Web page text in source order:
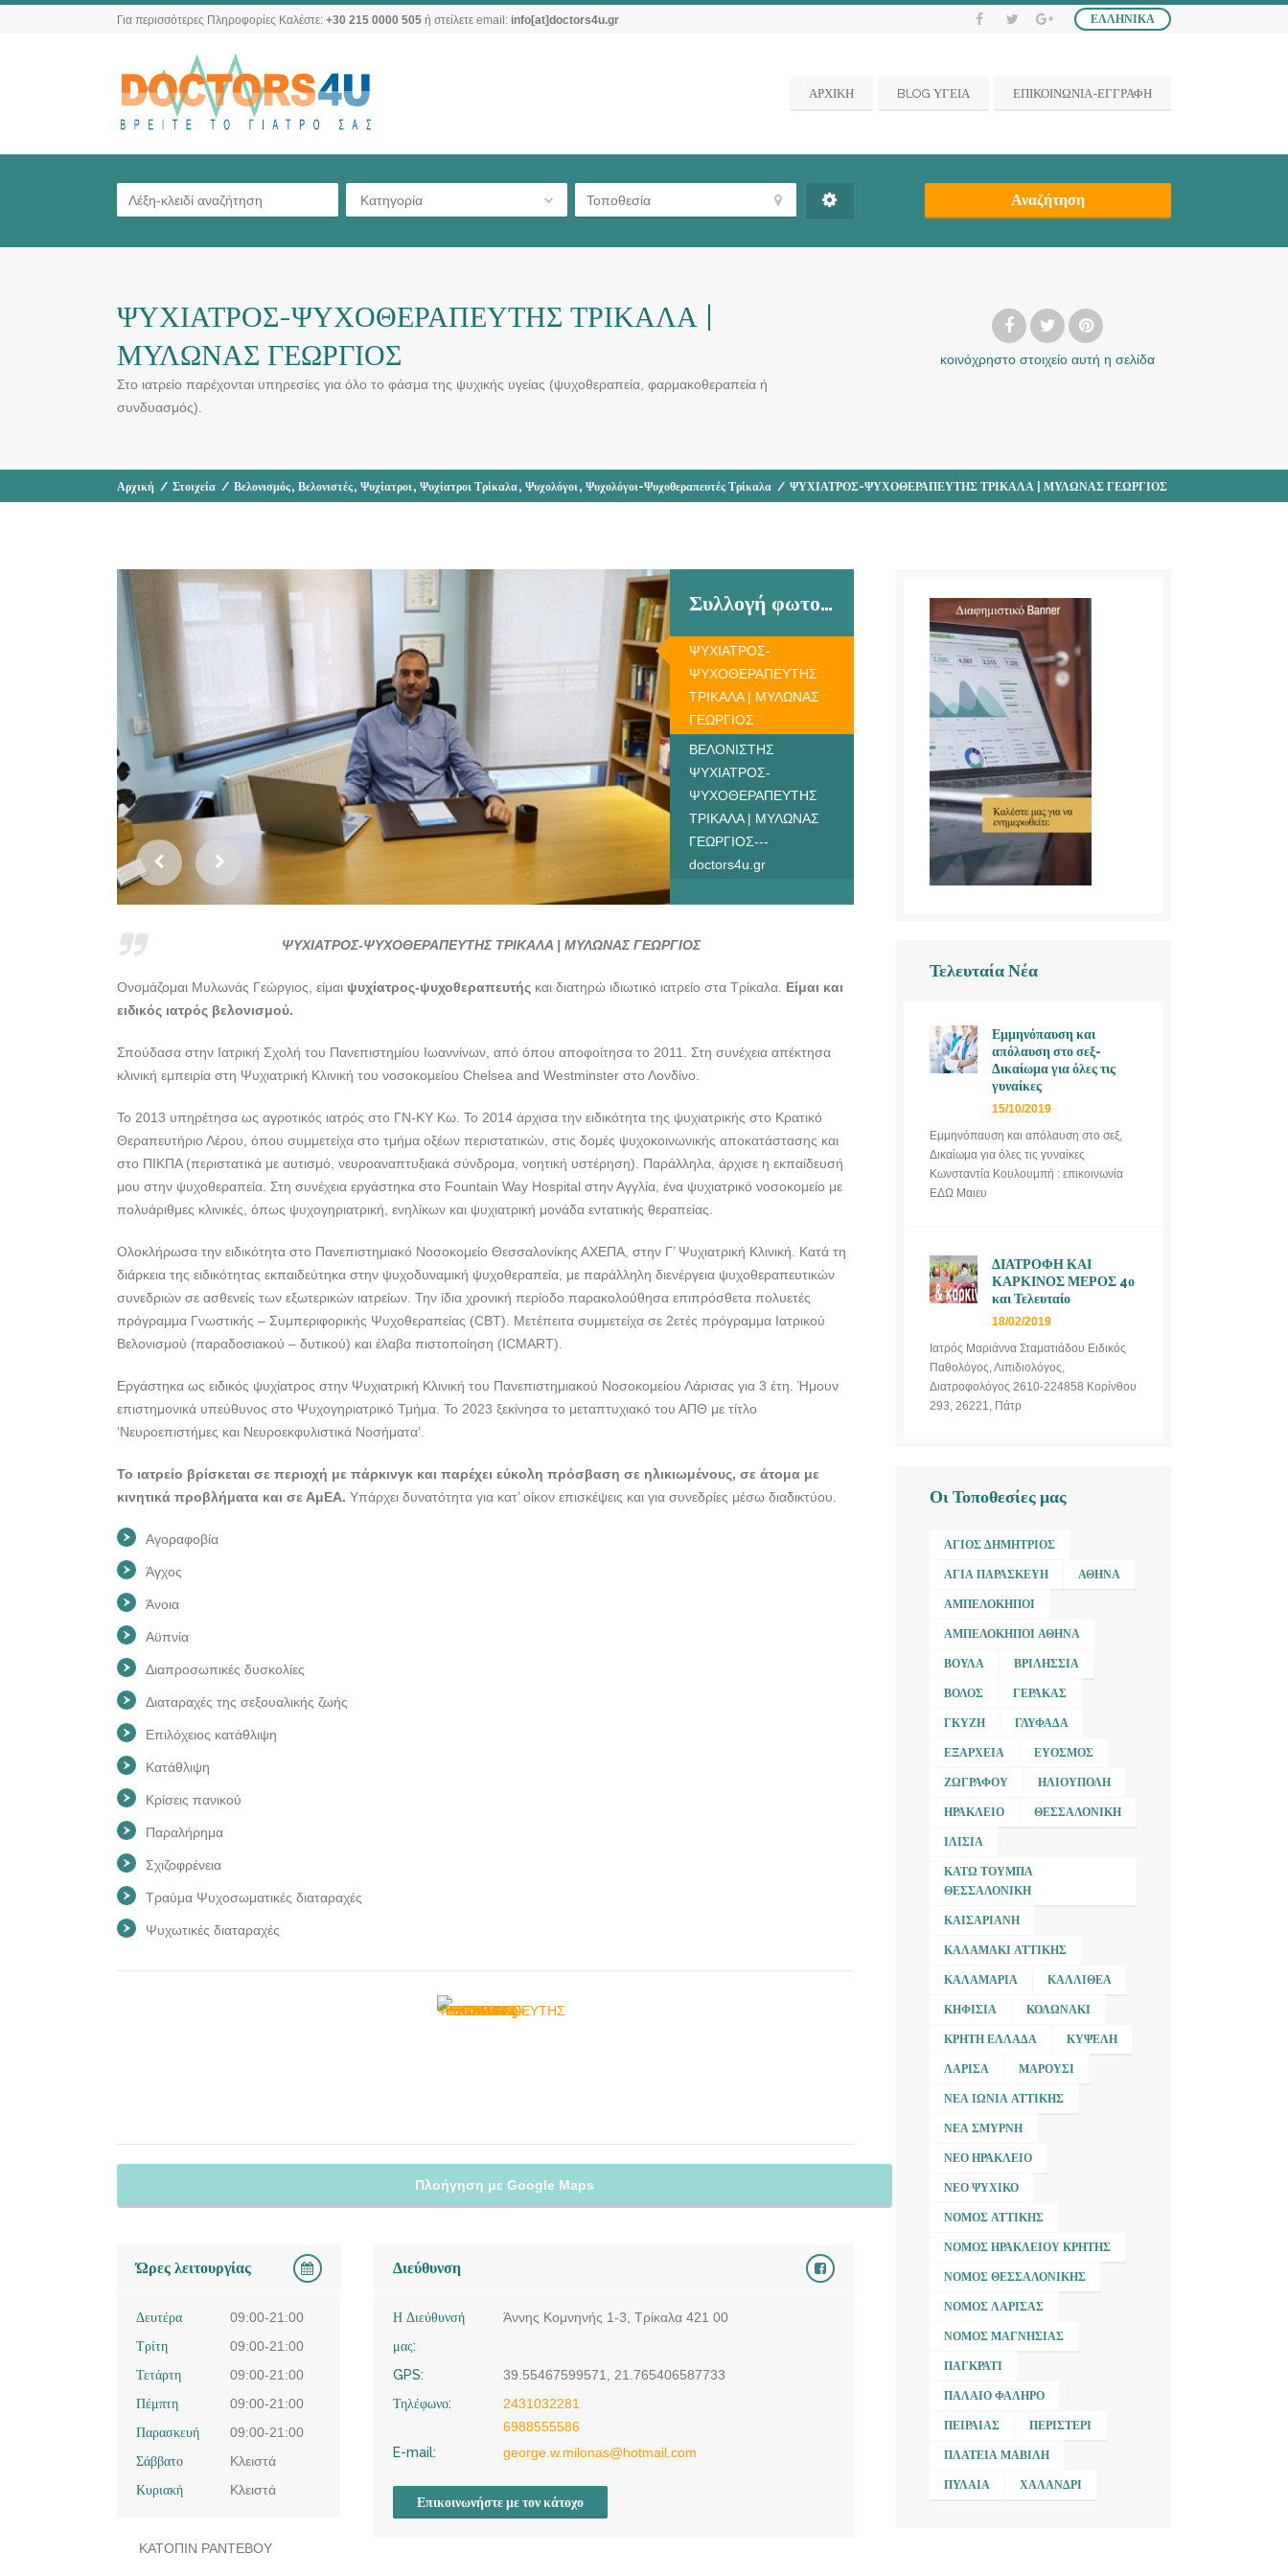
ΕΛΛΗΝΙΚΆ
Για περισσότερες Πληροφορίες Καλέστε: +30 215 0000 505 ή στείλετε email: info[at]doctors4u.gr
ΑΡΧΙΚΗ BLOG ΥΓΕΙΑ ΕΠΙΚΟΙΝΩΝΙΑ-ΕΓΓΡΑΦΗ
Κατηγορία Αναζήτηση
ΨΥΧΙΑΤΡΟΣ-ΨΥΧΟΘΕΡΑΠΕΥΤΗΣ ΤΡΙΚΑΛΑ |
ΜΥΛΩΝΑΣ ΓΕΩΡΓΙΟΣ
Στο ιατρείο παρέχονται υπηρεσίες για όλο το φάσμα της ψυχικής υγείας (ψυχοθεραπεία, φαρμακοθεραπεία ή
συνδυασμός).
κοινόχρηστο στοιχείο αυτή η σελίδα
Αρχική / Στοιχεία / Βελονισμός, Βελονιστές, Ψυχίατροι, Ψυχίατροι Τρίκαλα, Ψυχολόγοι, Ψυχολόγοι-Ψυχοθεραπευτές Τρίκαλα / ΨΥΧΙΑΤΡΟΣ-ΨΥΧΟΘΕΡΑΠΕΥΤΗΣ ΤΡΙΚΑΛΑ | ΜΥΛΩΝΑΣ ΓΕΩΡΓΙΟΣ
Συλλογή φωτογραφιών
ΨΥΧΙΑΤΡΟΣ-
ΨΥΧΟΘΕΡΑΠΕΥΤΗΣ
ΤΡΙΚΑΛΑ | ΜΥΛΩΝΑΣ
ΓΕΩΡΓΙΟΣ
ΒΕΛΟΝΙΣΤΗΣ
ΨΥΧΙΑΤΡΟΣ-
ΨΥΧΟΘΕΡΑΠΕΥΤΗΣ
ΤΡΙΚΑΛΑ | ΜΥΛΩΝΑΣ
ΓΕΩΡΓΙΟΣ---
doctors4u.gr
ΨΥΧΙΑΤΡΟΣ-ΨΥΧΟΘΕΡΑΠΕΥΤΗΣ ΤΡΙΚΑΛΑ | ΜΥΛΩΝΑΣ ΓΕΩΡΓΙΟΣ
Ονομάζομαι Μυλωνάς Γεώργιος, είμαι ψυχίατρος-ψυχοθεραπευτής και διατηρώ ιδιωτικό ιατρείο στα Τρίκαλα. Είμαι και
ειδικός ιατρός βελονισμού.
Σπούδασα στην Ιατρική Σχολή του Πανεπιστημίου Ιωαννίνων, από όπου αποφοίτησα το 2011. Στη συνέχεια απέκτησα
κλινική εμπειρία στη Ψυχιατρική Κλινική του νοσοκομείου Chelsea and Westminster στο Λονδίνο.
Το 2013 υπηρέτησα ως αγροτικός ιατρός στο ΓΝ-ΚΥ Κω. Το 2014 άρχισα την ειδικότητα της ψυχιατρικής στο Κρατικό
Θεραπευτήριο Λέρου, όπου συμμετείχα στο τμήμα οξέων περιστατικών, στις δομές ψυχοκοινωνικής αποκατάστασης και
στο ΠΙΚΠΑ (περιστατικά με αυτισμό, νευροαναπτυξιακά σύνδρομα, νοητική υστέρηση). Παράλληλα, άρχισε η εκπαίδευσή
μου στην ψυχοθεραπεία. Στη συνέχεια εργάστηκα στο Fountain Way Hospital στην Αγγλία, ένα ψυχιατρικό νοσοκομείο με
πολυάριθμες κλινικές, όπως ψυχογηριατρική, ενηλίκων και ψυχιατρική μονάδα εντατικής θεραπείας.
Ολοκλήρωσα την ειδικότητα στο Πανεπιστημιακό Νοσοκομείο Θεσσαλονίκης ΑΧΕΠΑ, στην Γ’ Ψυχιατρική Κλινική. Κατά τη
διάρκεια της ειδικότητας εκπαιδεύτηκα στην ψυχοδυναμική ψυχοθεραπεία, με παράλληλη διενέργεια ψυχοθεραπευτικών
συνεδριών σε ασθενείς των εξωτερικών ιατρείων. Την ίδια χρονική περίοδο παρακολούθησα επιπρόσθετα πολυετές
πρόγραμμα Γνωστικής – Συμπεριφορικής Ψυχοθεραπείας (CBT). Μετέπειτα συμμετείχα σε 2ετές πρόγραμμα Ιατρικού
Βελονισμού (παραδοσιακού – δυτικού) και έλαβα πιστοποίηση (ICMART).
Εργάστηκα ως ειδικός ψυχίατρος στην Ψυχιατρική Κλινική του Πανεπιστημιακού Νοσοκομείου Λάρισας για 3 έτη. Ήμουν
επιστημονικά υπεύθυνος στο Ψυχογηριατρικό Τμήμα. Το 2023 ξεκίνησα το μεταπτυχιακό του ΑΠΘ με τίτλο
‘Νευροεπιστήμες και Νευροεκφυλιστικά Νοσήματα’.
Το ιατρείο βρίσκεται σε περιοχή με πάρκινγκ και παρέχει εύκολη πρόσβαση σε ηλικιωμένους, σε άτομα με
κινητικά προβλήματα και σε ΑμΕΑ. Υπάρχει δυνατότητα για κατ’ οίκον επισκέψεις και για συνεδρίες μέσω διαδικτύου.
Αγοραφοβία
Άγχος
Άνοια
Αϋπνία
Διαπροσωπικές δυσκολίες
Διαταραχές της σεξουαλικής ζωής
Επιλόχειος κατάθλιψη
Κατάθλιψη
Κρίσεις πανικού
Παραλήρημα
Σχιζοφρένεια
Τραύμα Ψυχοσωματικές διαταραχές
Ψυχωτικές διαταραχές
Πλοήγηση με Google Maps
Ώρες λειτουργίας
Δευτέρα
09:00-21:00
Τρίτη
09:00-21:00
Τετάρτη
09:00-21:00
Πέμπτη
09:00-21:00
Παρασκευή
09:00-21:00
Σάββατο
Κλειστά
Κυριακή
Κλειστά
ΚΑΤΟΠΙΝ ΡΑΝΤΕΒΟΥ
Διεύθυνση
Η Διεύθυνσή
μας:
Άννης Κομνηνής 1-3, Τρίκαλα 421 00
GPS:
39.55467599571, 21.765406587733
Τηλέφωνο:
2431032281
6988555586
E-mail:
george.w.milonas@hotmail.com
Επικοινωνήστε με τον κάτοχο
Τελευταία Νέα
Εμμηνόπαυση και
απόλαυση στο σεξ-
Δικαίωμα για όλες τις
γυναίκες
15/10/2019
Εμμηνόπαυση και απόλαυση στο σεξ,
Δικαίωμα για όλες τις γυναίκες
Κωνσταντία Κουλουμπή : επικοινωνία
ΕΔΩ Μαιευ
ΔΙΑΤΡΟΦΗ ΚΑΙ
ΚΑΡΚΙΝΟΣ ΜΕΡΟΣ 4ο
και Τελευταίο
18/02/2019
Ιατρός Μαριάννα Σταματιάδου Ειδικός
Παθολόγος, Λιπιδιολόγος,
Διατροφολόγος 2610-224858 Κορίνθου
293, 26221, Πάτρ
Οι Τοποθεσίες μας
ΆΓΙΟΣ ΔΗΜΉΤΡΙΟΣ
ΑΓΊΑ ΠΑΡΑΣΚΕΥΉ ΑΘΉΝΑ
ΑΜΠΕΛΌΚΗΠΟΙ
ΑΜΠΕΛΌΚΗΠΟΙ ΑΘΉΝΑ
ΒΟΎΛΑ ΒΡΙΛΉΣΣΙΑ
ΒΌΛΟΣ ΓΈΡΑΚΑΣ
ΓΚΎΖΗ ΓΛΥΦΆΔΑ
ΕΞΆΡΧΕΙΑ ΕΎΟΣΜΟΣ
ΖΩΓΡΆΦΟΥ ΗΛΙΟΎΠΟΛΗ
ΗΡΆΚΛΕΙΟ ΘΕΣΣΑΛΟΝΊΚΗ
ΙΛΊΣΙΑ
ΚΆΤΩ ΤΟΎΜΠΑ
ΘΕΣΣΑΛΟΝΊΚΗ
ΚΑΙΣΑΡΙΑΝΉ
ΚΑΛΑΜΆΚΙ ΑΤΤΙΚΉΣ
ΚΑΛΑΜΑΡΙΆ ΚΑΛΛΙΘΈΑ
ΚΗΦΙΣΙΆ ΚΟΛΩΝΆΚΙ
ΚΡΉΤΗ ΕΛΛΆΔΑ ΚΥΨΈΛΗ
ΛΆΡΙΣΑ ΜΑΡΟΎΣΙ
ΝΈΑ ΙΩΝΊΑ ΑΤΤΙΚΉΣ
ΝΈΑ ΣΜΎΡΝΗ
ΝΈΟ ΗΡΆΚΛΕΙΟ
ΝΈΟ ΨΥΧΙΚΌ
ΝΟΜΌΣ ΑΤΤΙΚΉΣ
ΝΟΜΌΣ ΗΡΑΚΛΕΊΟΥ ΚΡΉΤΗΣ
ΝΟΜΌΣ ΘΕΣΣΑΛΟΝΊΚΗΣ
ΝΟΜΌΣ ΛΆΡΙΣΑΣ
ΝΟΜΌΣ ΜΑΓΝΗΣΊΑΣ
ΠΑΓΚΡΆΤΙ
ΠΑΛΑΙΌ ΦΆΛΗΡΟ
ΠΕΙΡΑΙΆΣ ΠΕΡΙΣΤΈΡΙ
ΠΛΑΤΕΊΑ ΜΑΒΊΛΗ
ΠΥΛΑΊΑ ΧΑΛΆΝΔΡΙ